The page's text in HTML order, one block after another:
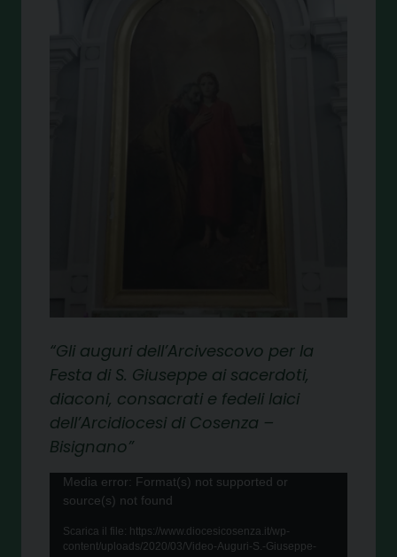
Gli auguri dell’Arcivescovo per la
Festa di S. Giuseppe ai sacerdoti,
diaconi, consacrati e fedeli laici
dell’Arcidiocesi di Cosenza –
Bisignano
Video
Player
Media error: Format(s) not supported or
source(s) not found
Scarica il file: https://www.diocesicosenza.it/wp-
content/uploads/2020/03/Video-Auguri-S.-Giuseppe-